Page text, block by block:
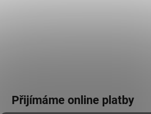
Přijímáme online platby